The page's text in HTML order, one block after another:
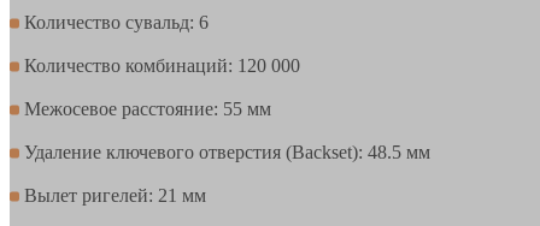
Количество сувальд: 6
Количество комбинаций: 120 000
Межосевое расстояние: 55 мм
Удаление ключевого отверстия (Backset): 48.5 мм
Вылет ригелей: 21 мм